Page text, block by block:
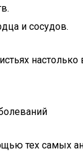
и сосудов.
тех самых